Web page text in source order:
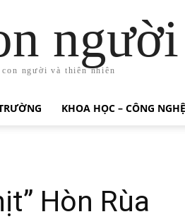
người và thiên nhiên
KHOA HỌC – CÔNG NGHỆ
Hòn Rùa